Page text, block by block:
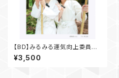
【BD】みるみる運気向上委員会
Vol.1
¥3,500